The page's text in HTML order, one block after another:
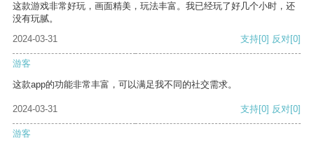
这款游戏非常好玩，画面精美，玩法丰富。我已经玩了好几个小时，还
没有玩腻。
2024-03-31
支持[0] 反对[0]
游客
这款app的功能非常丰富，可以满足我不同的社交需求。
2024-03-31 支持[0] 反对[0]
游客